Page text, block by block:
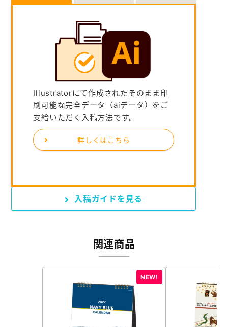
Illustratorにて作成されたそのまま印
刷可能な完全データ（aiデータ）をご
支給いただく入稿方法です。
詳しくはこちら
入稿ガイドを見る
関連商品